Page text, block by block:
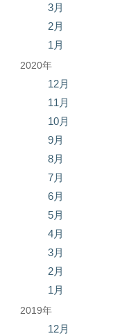
3月
2月
1月
2020年
12月
11月
10月
9月
8月
7月
6月
5月
4月
3月
2月
1月
2019年
12月